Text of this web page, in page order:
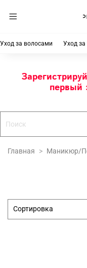
Уход за волосами Уход за
первый
Главная Маникюр/